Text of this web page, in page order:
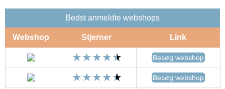
Bedst anmeldte webshops
Webshop Stjerner Link
Besøg webshop
Besøg webshop